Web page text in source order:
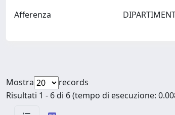
Afferenza
Mostra
records
Risultati 1 - 6 di 6 (tempo di esecuzione: